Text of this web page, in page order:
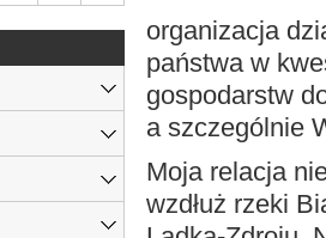
organizacja
państwa w
gospodarstw
a szczególnie
Moja relacja
wzdłuż rzeki